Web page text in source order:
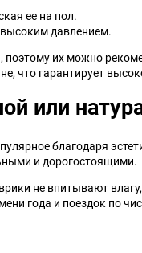
ее на пол.
давлением.
их можно
что гарантирует
или
благодаря
и дорогостоящими.
не впитывают
года и поездок по